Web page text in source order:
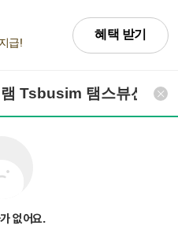
급!
혜택 받기
검
없어요.